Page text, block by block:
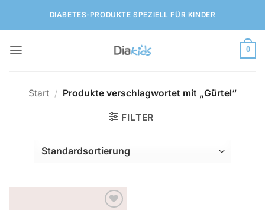
DIABETES-PRODUKTE SPEZIELL FÜR KINDER
0
Start / Produkte verschlagwortet mit „Gürtel“
FILTER